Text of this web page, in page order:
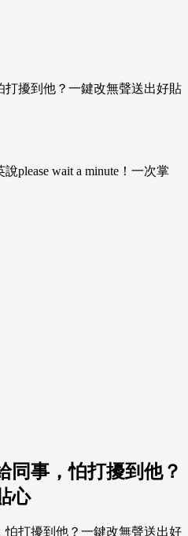
擾到他？一鍵改無聲送出好貼
please wait a minute！一次掌
同事，怕打擾到他？
心